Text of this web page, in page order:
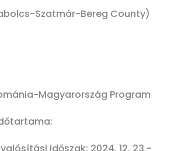
Szatmár-Bereg County)
Magyarország Program